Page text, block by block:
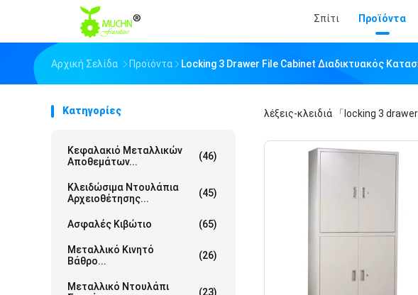
Σπίτι Προϊόντα
Αρχική Σελίδα Προϊόντα Locking 3 Drawer File Cabinet Διαδικτυακός
Κατηγορίες
Κεφαλακιό Μεταλλικών
Αποθεμάτων...
(46)
Κλειδώσιμα Ντουλάπια
Αρχειοθέτησης...
(45)
Ασφαλές Κιβώτιο (65)
Μεταλλικό Κινητό
Βάθρο...
(26)
Μεταλλικό Ντουλάπι
(23)
λέξεις-κλειδιά 「locking 3